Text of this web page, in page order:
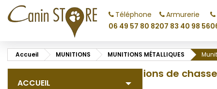
Téléphone
06 49 57 80 82
Armurerie
07 83 40 98 56
Accueil MUNITIONS MUNITIONS MÉTALLIQUES
ACCUEIL
Munitions de
add_circle_outline